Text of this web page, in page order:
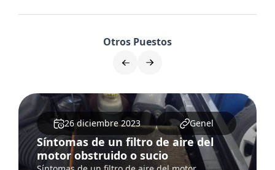
Otros Puestos
26 diciembre 2023 Genel
Síntomas de un filtro de aire del
motor obstruido o sucio